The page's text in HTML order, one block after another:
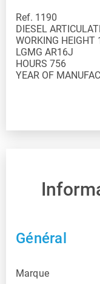
Ref. 1190
DIESEL
WORKING HEIGHT
LGMG AR16J
HOURS 756
YEAR OF
Général
Marque